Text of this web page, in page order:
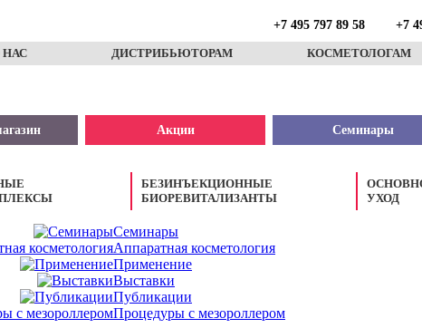
+7 495 797 89 58 +7
НАС ДИСТРИБЬЮТОРАМ КОСМЕТОЛОГАМ
Акции Семинары
БЕЗИНЪЕКЦИОННЫЕ
БИОРЕВИТАЛИЗАНТЫ
УХОД
Семинары
Аппаратная косметология
Применение
Выставки
Публикации
Процедуры с мезороллером